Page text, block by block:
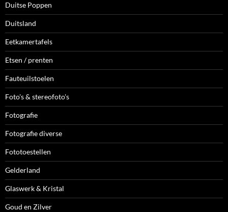
Duitse Poppen
Duitsland
Eetkamertafels
Etsen / prenten
Fauteuilstoelen
Foto's & stereofoto's
Fotografie
Fotografie diverse
Fototoestellen
Gelderland
Glaswerk & Kristal
Goud en Zilver